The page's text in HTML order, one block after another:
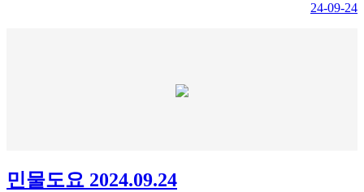
24-09-24
민물도요 2024.09.24